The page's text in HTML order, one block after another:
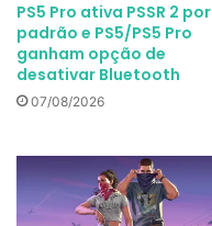
PS5 Pro ativa PSSR 2 por
padrão e PS5/PS5 Pro
ganham opção de
desativar Bluetooth
07/08/2026